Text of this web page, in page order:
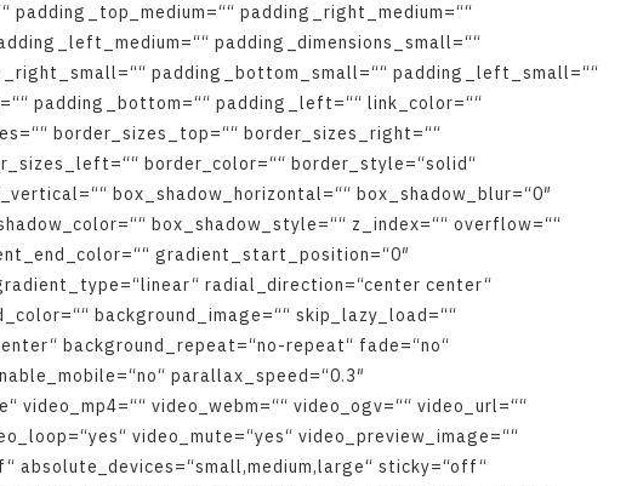
“ padding top medium=““ padding right medium=““
dding left medium=““ padding dimensions small=““
right small=““ padding bottom small=““ padding left small=““
=““ padding bottom=““ padding left=““ link color=““
es=““ border sizes top=““ border sizes right=““
r sizes left=““ border color=““ border style=“solid“
vertical=““ box shadow horizontal=““ box shadow blur=“0″
hadow color=““ box shadow style=““ z index=““ overflow=““
nt end color=““ gradient start position=“0″
radient type=“linear“ radial direction=“center center“
color=““ background image=““ skip lazy load=““
enter“ background repeat=“no-repeat“ fade=“no“
nable mobile=“no“ parallax speed=“0.3″
e“ video mp4=““ video webm=““ video ogv=““ video url=““
o loop=“yes“ video mute=“yes“ video preview image=““
f“ absolute devices=“small,medium,large“ sticky=“off“